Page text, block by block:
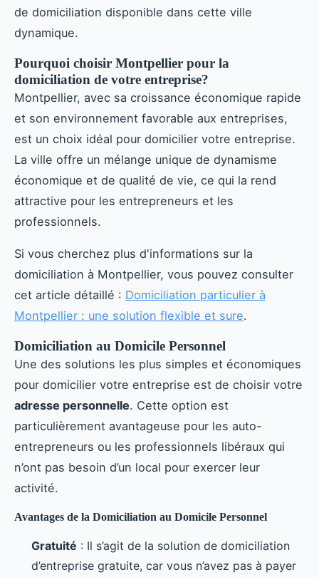
de domiciliation disponible dans cette ville
dynamique.
Pourquoi choisir Montpellier pour la
domiciliation de votre entreprise?
Montpellier, avec sa croissance économique rapide
et son environnement favorable aux entreprises,
est un choix idéal pour domicilier votre entreprise.
La ville offre un mélange unique de dynamisme
économique et de qualité de vie, ce qui la rend
attractive pour les entrepreneurs et les
professionnels.
Si vous cherchez plus d'informations sur la
domiciliation à Montpellier, vous pouvez consulter
cet article détaillé : Domiciliation particulier à
Montpellier : une solution flexible et sure.
Domiciliation au Domicile Personnel
Une des solutions les plus simples et économiques
pour domicilier votre entreprise est de choisir votre
adresse personnelle. Cette option est
particulièrement avantageuse pour les auto-
entrepreneurs ou les professionnels libéraux qui
n’ont pas besoin d’un local pour exercer leur
activité.
Avantages de la Domiciliation au Domicile Personnel
Gratuité : Il s’agit de la solution de domiciliation
d’entreprise gratuite, car vous n’avez pas à payer